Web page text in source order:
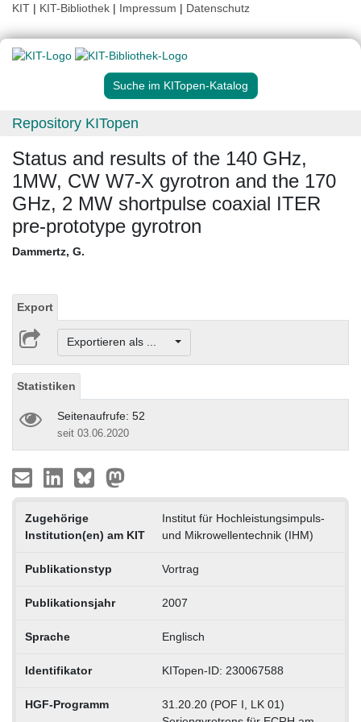
KIT | KIT-Bibliothek | Impressum | Datenschutz
Suche im KITopen-Katalog
Repository KITopen
Status and results of the 140 GHz,
1MW, CW W7-X gyrotron and the 170
GHz, 2 MW shortpulse coaxial ITER
pre-prototype gyrotron
Dammertz, G.
Export
Exportieren als ...
Statistiken
Seitenaufrufe: 52
seit 03.06.2020
Zugehörige
Institution(en) am KIT
Institut für Hochleistungsimpuls-
und Mikrowellentechnik (IHM)
Publikationstyp Vortrag
Publikationsjahr 2007
Sprache Englisch
Identifikator KITopen-ID: 230067588
HGF-Programm
31.20.20 (POF I, LK 01)